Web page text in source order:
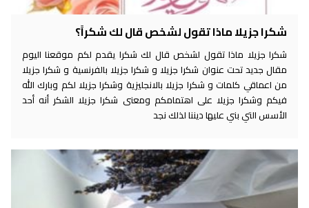
شكرا جزيلا ماذا تقول لشخص قال لك شكراً؟
شكرا جزيلا ماذا تقول لشخص قال لك شكرا يقدم لكم موقعنا اليوم
مقال جديد تحت عنوان شكرا جزيلا و شكرا جزيلا بالفرنسية و شكرا جزيلا
من اعماقي كلمات و شكرا جزيلا بالانجليزية وشكرا جزيلا لكم وبارك الله
فيكم وشكرا جزيلا على اهتمامكم ومعنى شكرا جزيلا الشكر أنه أحد
الأسس التي بني عليها ديننا لذلك نجد